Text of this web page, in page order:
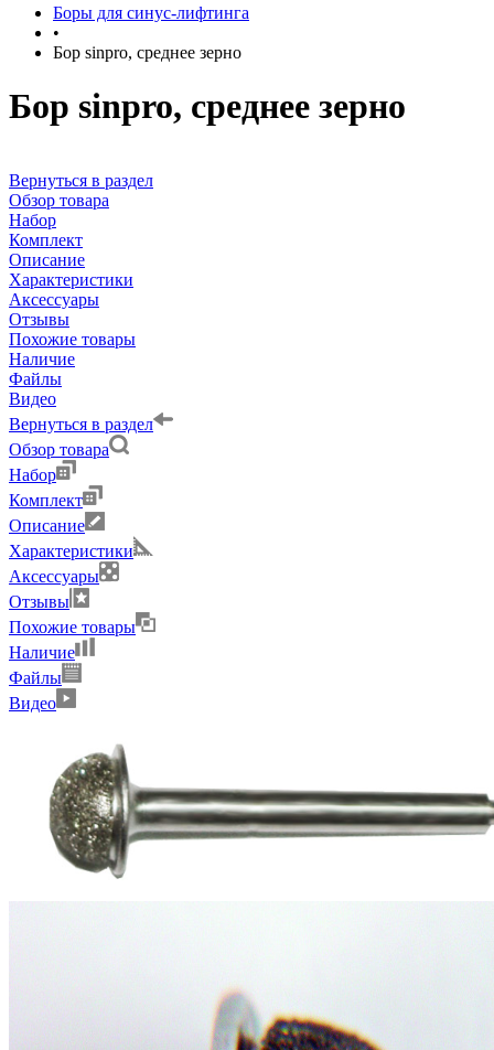
Боры для синус-лифтинга
•
Бор sinpro, среднее зерно
Бор sinpro, среднее зерно
Вернуться в раздел
Обзор товара
Набор
Комплект
Описание
Характеристики
Аксессуары
Отзывы
Похожие товары
Наличие
Файлы
Видео
Вернуться в раздел
Обзор товара
Набор
Комплект
Описание
Характеристики
Аксессуары
Отзывы
Похожие товары
Наличие
Файлы
Видео